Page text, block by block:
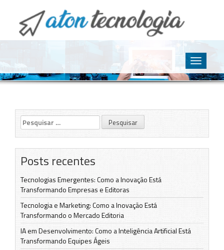
O point da Tecnologia
Toggle
Pesquisar
por:
Posts recentes
Tecnologias Emergentes: Como a Inovação Está
Transformando Empresas e Editoras
Tecnologia e Marketing: Como a Inovação Está
Transformando o Mercado Editoria
IA em Desenvolvimento: Como a Inteligência Artificial Está
Transformando Equipes Ágeis